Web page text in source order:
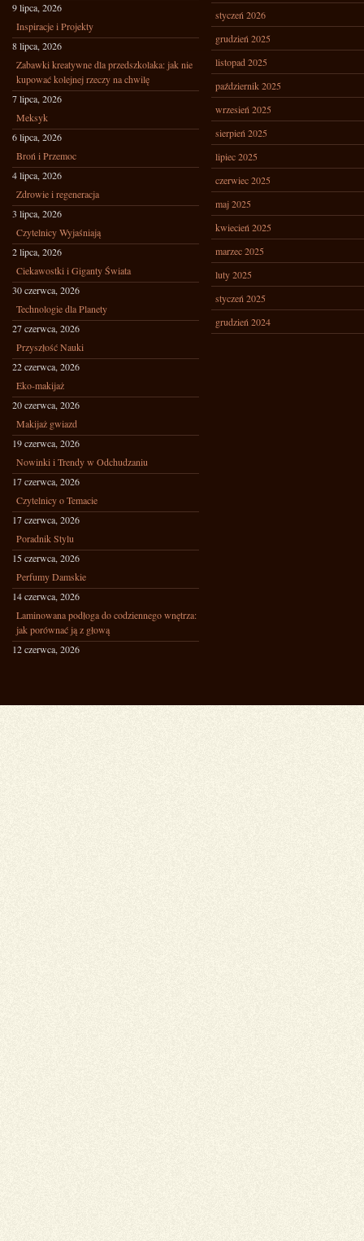
9 lipca, 2026
Inspiracje i Projekty
8 lipca, 2026
Zabawki kreatywne dla przedszkolaka: jak nie
kupować kolejnej rzeczy na chwilę
7 lipca, 2026
Meksyk
6 lipca, 2026
Broń i Przemoc
4 lipca, 2026
Zdrowie i regeneracja
3 lipca, 2026
Czytelnicy Wyjaśniają
2 lipca, 2026
Ciekawostki i Giganty Świata
30 czerwca, 2026
Technologie dla Planety
27 czerwca, 2026
Przyszłość Nauki
22 czerwca, 2026
Eko-makijaż
20 czerwca, 2026
Makijaż gwiazd
19 czerwca, 2026
Nowinki i Trendy w Odchudzaniu
17 czerwca, 2026
Czytelnicy o Temacie
17 czerwca, 2026
Poradnik Stylu
15 czerwca, 2026
Perfumy Damskie
14 czerwca, 2026
Laminowana podłoga do codziennego wnętrza:
jak porównać ją z głową
12 czerwca, 2026
styczeń 2026
grudzień 2025
listopad 2025
październik 2025
wrzesień 2025
sierpień 2025
lipiec 2025
czerwiec 2025
maj 2025
kwiecień 2025
marzec 2025
luty 2025
styczeń 2025
grudzień 2024